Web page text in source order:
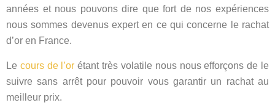
années et nous pouvons dire que fort de nos expériences
nous sommes devenus expert en ce qui concerne le rachat
d’or en France.
Le cours de l’or étant très volatile nous nous efforçons de le
suivre sans arrêt pour pouvoir vous garantir un rachat au
meilleur prix.